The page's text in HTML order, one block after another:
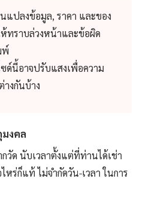
แปลงข้อมูล, ราคา และของ
ทราบล่วงหน้าและข้อผิด
พ์
ด์นี้อาจปรับแสงเพื่อความ
างกันบ้าง
มงคล
วัด นับเวลาตั้งแต่ที่ท่านได้เช่า
ร่ก็แท้ ไม่จำกัดวัน-เวลา ในการ